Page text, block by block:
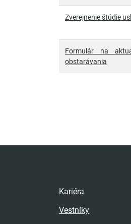
Zverejnenie štúdie
Formulár na
obstarávania
Kariéra
Vestníky